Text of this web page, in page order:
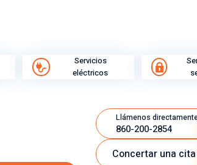
Servicios
eléctricos
Llámenos
860-200-2854
Concertar una cita